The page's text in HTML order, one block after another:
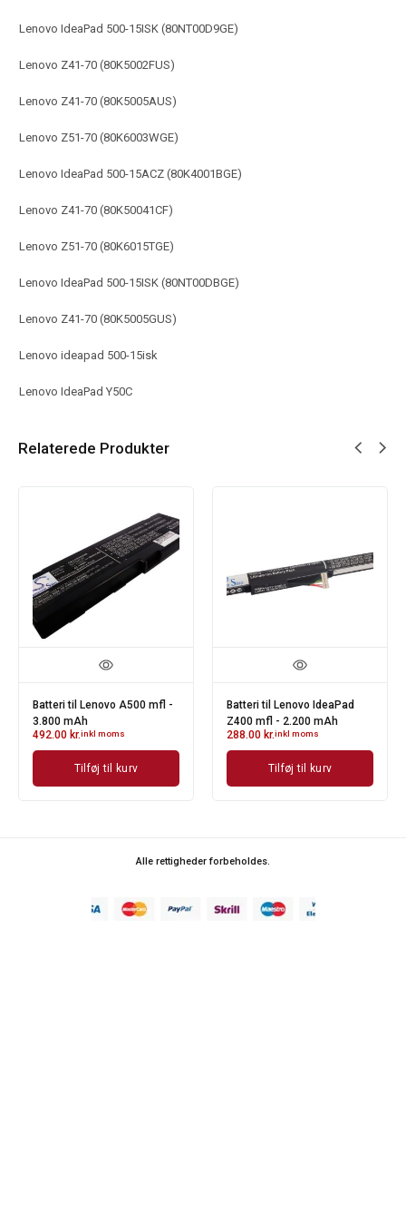
Lenovo IdeaPad 500-15ISK (80NT00D9GE)
Lenovo Z41-70 (80K5002FUS)
Lenovo Z41-70 (80K5005AUS)
Lenovo Z51-70 (80K6003WGE)
Lenovo IdeaPad 500-15ACZ (80K4001BGE)
Lenovo Z41-70 (80K50041CF)
Lenovo Z51-70 (80K6015TGE)
Lenovo IdeaPad 500-15ISK (80NT00DBGE)
Lenovo Z41-70 (80K5005GUS)
Lenovo ideapad 500-15isk
Lenovo IdeaPad Y50C
Relaterede Produkter
Batteri til Lenovo A500 mfl -
3.800 mAh
492.00 kr.inkl moms
Tilføj til kurv
Batteri til Lenovo IdeaPad
Z400 mfl - 2.200 mAh
288.00 kr.inkl moms
Tilføj til kurv
Alle rettigheder forbeholdes.